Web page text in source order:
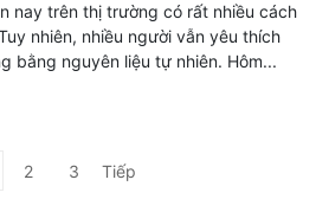
nay trên thị trường có rất nhiều cách
nhiên, nhiều người vẫn yêu thích
bằng nguyên liệu tự nhiên. Hôm...
2 3 Tiếp